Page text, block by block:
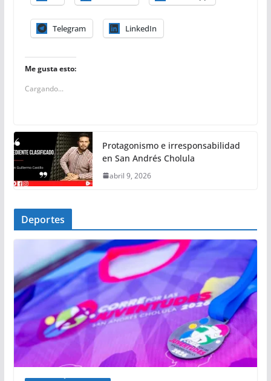
Telegram LinkedIn
Me gusta esto:
Cargando...
Protagonismo e irresponsabilidad
en San Andrés Cholula
abril 9, 2026
Deportes